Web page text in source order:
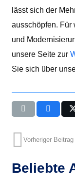
lässt sich der
ausschöpfen. Für
und
unsere Seite zur
Sie sich über
Vorheriger Beitrag
Beliebte